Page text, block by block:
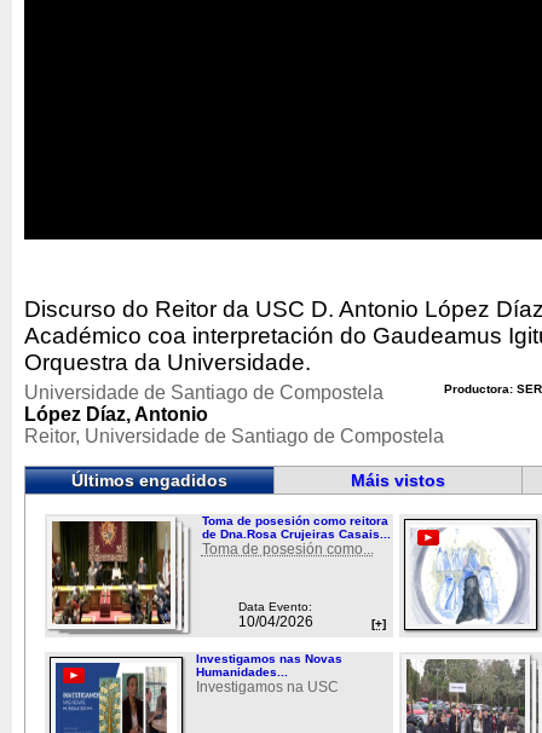
Discurso do Reitor da USC D. Antonio López
Académico coa interpretación do Gaudeamus
Orquestra da Universidade.
Productora:
Universidade de Santiago de Compostela
López Díaz, Antonio
Reitor, Universidade de Santiago de Compostela
Últimos engadidos Máis vistos
Toma de posesión como reitora
de Dna.Rosa Crujeiras Casais...
Toma de posesión como...
Data Evento:
10/04/2026 [+]
Investigamos nas Novas
Humanidades...
Investigamos na USC